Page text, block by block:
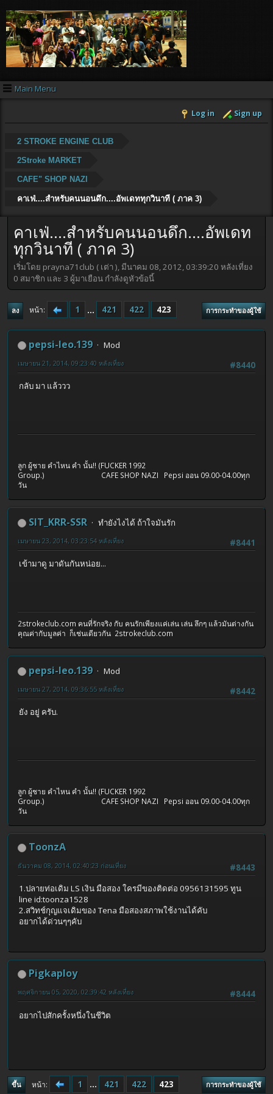
Main Menu
Log in Sign up
2 STROKE ENGINE CLUB
2Stroke MARKET
CAFE" SHOP NAZI
คาเฟ่....สำหรับคนนอนดึก....อัพเดททุกวินาที ( ภาค 3)
คาเฟ่....สำหรับคนนอนดึก....อัพเดท
ทุกวินาที ( ภาค 3)
เริ่มโดย prayna71club ( เต่า ), มีนาคม 08, 2012, 03:39:20 หลังเที่ยง
0 สมาชิก และ 3 ผู้มาเยือน กำลังดูหัวข้อนี้
ลง หน้า 1 ... 421 422 423 การกระทำของผู้ใช้
pepsi-leo.139
Mod
#8440
เมษายน 21, 2014, 09:23:40 หลังเที่ยง
กลับ มา แล้ววว
ลูก ผู้ชาย คำไหน คำ นั้น!! (FUCKER 1992
Group.) CAFE SHOP NAZI Pepsi ออน 09.00-04.00ทุก
วัน
SIT_KRR-SSR
ทำยังไงได้ ถ้าใจมันรัก
#8441
เมษายน 23, 2014, 03:23:54 หลังเที่ยง
เข้ามาดู มาดันกันหน่อย...
2strokeclub.com คนที่รักจริง กับ คนรักเพียงแค่เล่น เล่น ลึกๆ แล้วมันต่างกัน
คุณค่ากับมูลค่า ก็เช่นเดียวกัน 2strokeclub.com
pepsi-leo.139
Mod
#8442
เมษายน 27, 2014, 09:36:55 หลังเที่ยง
ยัง อยู่ ครับ.
ลูก ผู้ชาย คำไหน คำ นั้น!! (FUCKER 1992
Group.) CAFE SHOP NAZI Pepsi ออน 09.00-04.00ทุก
วัน
ToonzA
#8443
ธันวาคม 08, 2014, 02:40:23 ก่อนเที่ยง
1.ปลายท่อเดิม LS เงิน มือสอง ใครมีของติดต่อ 0956131595 ทูน
line id:toonza1528
2.สวิทช์กุญแจเดิมของ Tena มือสองสภาพใช้งานได้คับ
อยากได้ด่วนๆๆคับ
Pigkaploy
#8444
พฤศจิกายน 05, 2020, 02:39:42 หลังเที่ยง
อยากไปสักครั้งหนึ่งในชีวิต
ขึ้น หน้า 1 ... 421 422 423 การกระทำของผู้ใช้